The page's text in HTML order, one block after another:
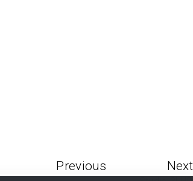
Next
Previous